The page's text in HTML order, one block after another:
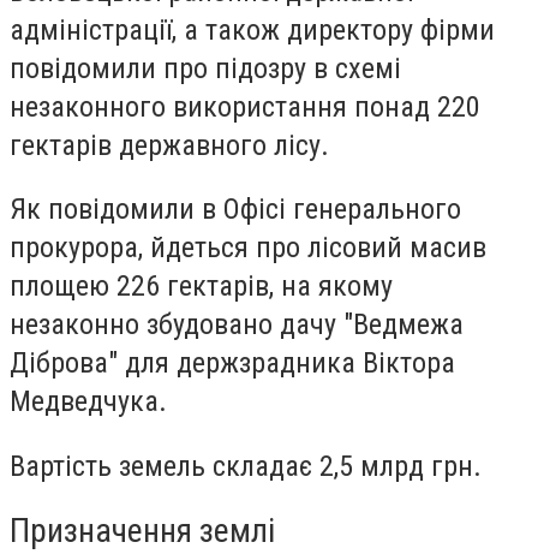
адміністрації, а також директору фірми
повідомили про підозру в схемі
незаконного використання понад 220
гектарів державного лісу.
Як повідомили в Офісі генерального
прокурора, йдеться про лісовий масив
площею 226 гектарів, на якому
незаконно збудовано дачу "Ведмежа
Діброва" для держзрадника Віктора
Медведчука.
Вартість земель складає 2,5 млрд грн.
Призначення землі